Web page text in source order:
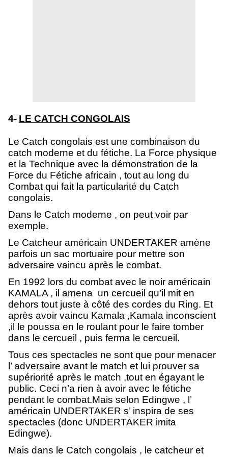
4- LE CATCH CONGOLAIS
Le Catch congolais est une combinaison du
catch moderne et du fétiche. La Force physique
et la Technique avec la démonstration de la
Force du Fétiche africain , tout au long du
Combat qui fait la particularité du Catch
congolais.
Dans le Catch moderne , on peut voir par
exemple.
Le Catcheur américain UNDERTAKER amène
parfois un sac mortuaire pour mettre son
adversaire vaincu après le combat.
En 1992 lors du combat avec le noir américain
KAMALA , il amena un cercueil qu’il mit en
dehors tout juste à côté des cordes du Ring. Et
après avoir vaincu Kamala ,Kamala inconscient
,il le poussa en le roulant pour le faire tomber
dans le cercueil , puis ferma le cercueil.
Tous ces spectacles ne sont que pour menacer
l’ adversaire avant le match et lui prouver sa
supériorité après le match ,tout en égayant le
public. Ceci n’a rien à avoir avec le fétiche
pendant le combat.Mais selon Edingwe , l’
américain UNDERTAKER s’ inspira de ses
spectacles (donc UNDERTAKER imita
Edingwe).
Mais dans le Catch congolais , le catcheur et